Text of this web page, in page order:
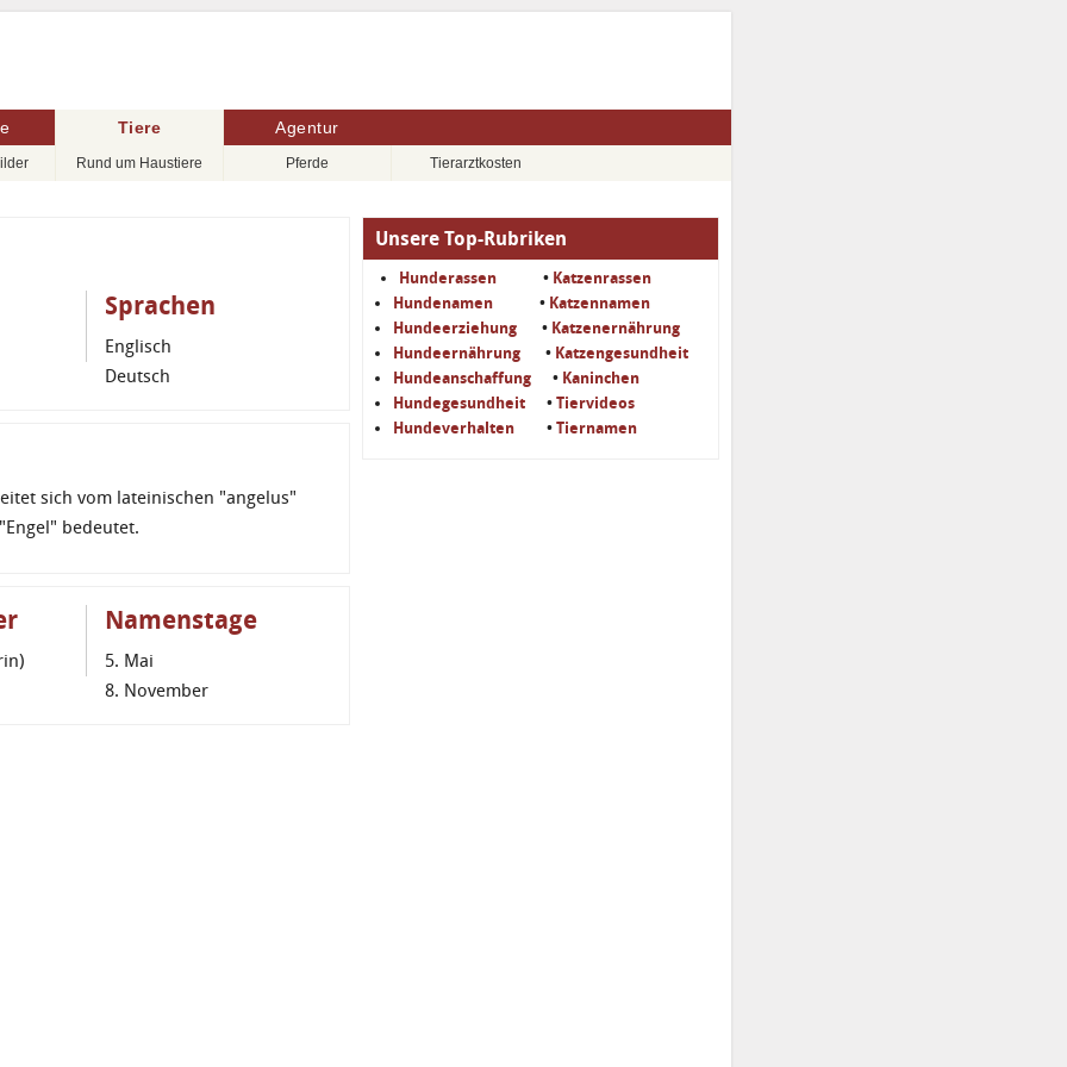
Tiere
Rund um Haustiere Pferde Tierarztkosten
Agentur
Sprachen
Englisch
Deutsch
sich vom lateinischen "angelus"
bedeutet.
Namenstage
5. Mai
8. November
Unsere Top-Rubriken
Hunderassen • Katzenrassen
Hundenamen
• Katzennamen
Hundeerziehung • Katzenernährung
Hundeernährung • Katzengesundheit
Hundeanschaffung • Kaninchen
Hundegesundheit • Tiervideos
Hundeverhalten • Tiernamen